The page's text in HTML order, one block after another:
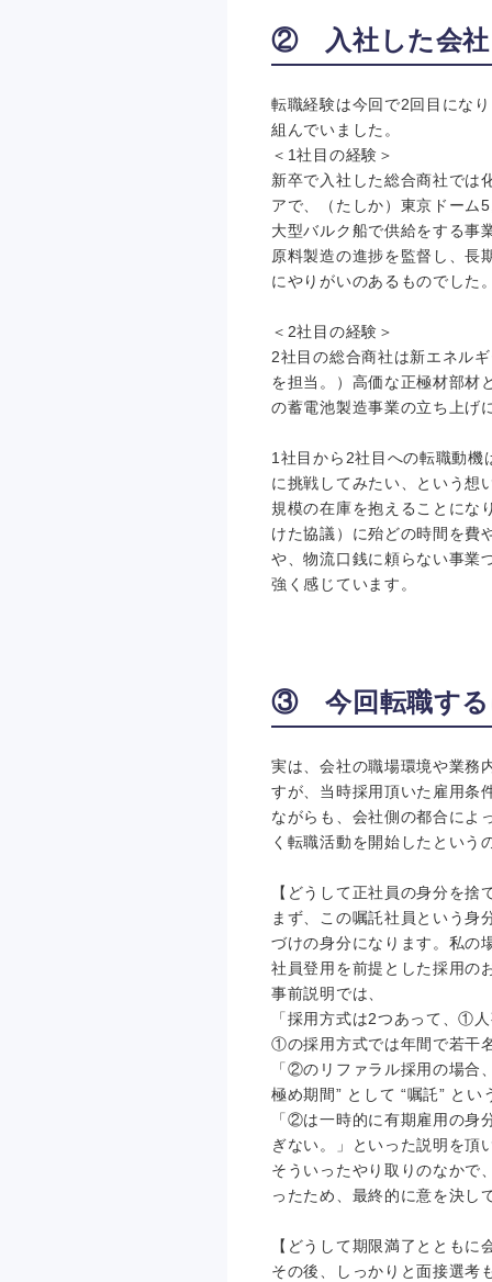
② 入社した会社
転職経験は今回で2回目にな
組んでいました。
＜1社目の経験＞
新卒で入社した総合商社では
アで、（たしか）東京ドーム
大型バルク船で供給をする事
原料製造の進捗を監督し、長
にやりがいのあるものでした。
＜2社目の経験＞
2社目の総合商社は新エネル
を担当。）高価な正極材部材
の蓄電池製造事業の立ち上げ
1社目から2社目への転職動機
に挑戦してみたい、という想
規模の在庫を抱えることにな
けた協議）に殆どの時間を費
や、物流口銭に頼らない事業
強く感じています。
③ 今回転職する
実は、会社の職場環境や業務
すが、当時採用頂いた雇用条
ながらも、会社側の都合によ
く転職活動を開始したという
【どうして正社員の身分を捨
まず、この嘱託社員という身
づけの身分になります。私の
社員登用を前提とした採用の
事前説明では、
「採用方式は2つあって、①
①の採用方式では年間で若干
「②のリファラル採用の場合
極め期間” として “嘱託” とい
「②は一時的に有期雇用の身
ぎない。」といった説明を頂
そういったやり取りのなかで
ったため、最終的に意を決し
【どうして期限満了とともに
その後、しっかりと面接選考